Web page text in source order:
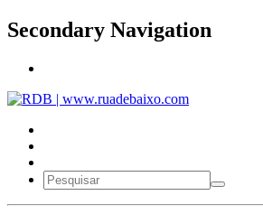
Secondary Navigation